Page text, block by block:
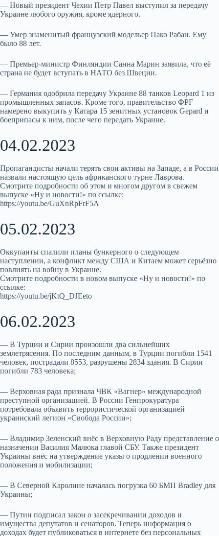
— Новый президент Чехии Петр Павел выступил за передачу
Украине любого оружия, кроме ядерного.
— Умер знаменитый французский модельер Пако Рабан. Ему
было 88 лет.
— Премьер-министр Финляндии Санна Марин заявила, что её
страна не будет вступать в НАТО без Швеции.
— Германия одобрила передачу Украине 88 танков Leopard 1 из
промышленных запасов. Кроме того, правительство ФРГ
намерено выкупить у Катара 15 зенитных установок Gepard и
боеприпасы к ним, после чего передать Украине.
04.02.2023
Пропагандисты начали терять свои активы на Западе, а в России
назвали настоящую цель африканского турне Лаврова.
Смотрите подробности об этом и многом другом в свежем
выпуске «Ну и новости!» по ссылке:
https://youtu.be/GuXnRpFrF5A
05.02.2023
Оккупанты спалили планы бункерного о следующем
наступлении, а конфликт между США и Китаем может серьёзно
повлиять на войну в Украине.
Смотрите подробности в новом выпуске «Ну и новости!» по
ссылке:
https://youtu.be/jKtQ_DJEeto
06.02.2023
— В Турции и Сирии произошли два сильнейших
землетрясения. По последним данным, в Турции погибли 1541
человек, пострадали 8553, разрушены 2834 здания. В Сирии
погибли 783 человека;
— Верховная рада признала ЧВК «Вагнер» международной
преступной организацией. В России Генпрокуратура
потребовала объявить террористической организацией
украинский легион «Свобода России»;
— Владимир Зеленский внёс в Верховную Раду представление о
назначении Василия Малюка главой СБУ. Также президент
Украины внёс на утверждение указы о продлении военного
положения и мобилизации;
— В Северной Каролине началась погрузка 60 БМП Bradley для
Украины;
— Путин подписал закон о засекречивании доходов и
имущества депутатов и сенаторов. Теперь информация о
доходах будет публиковаться в интернете без персональных